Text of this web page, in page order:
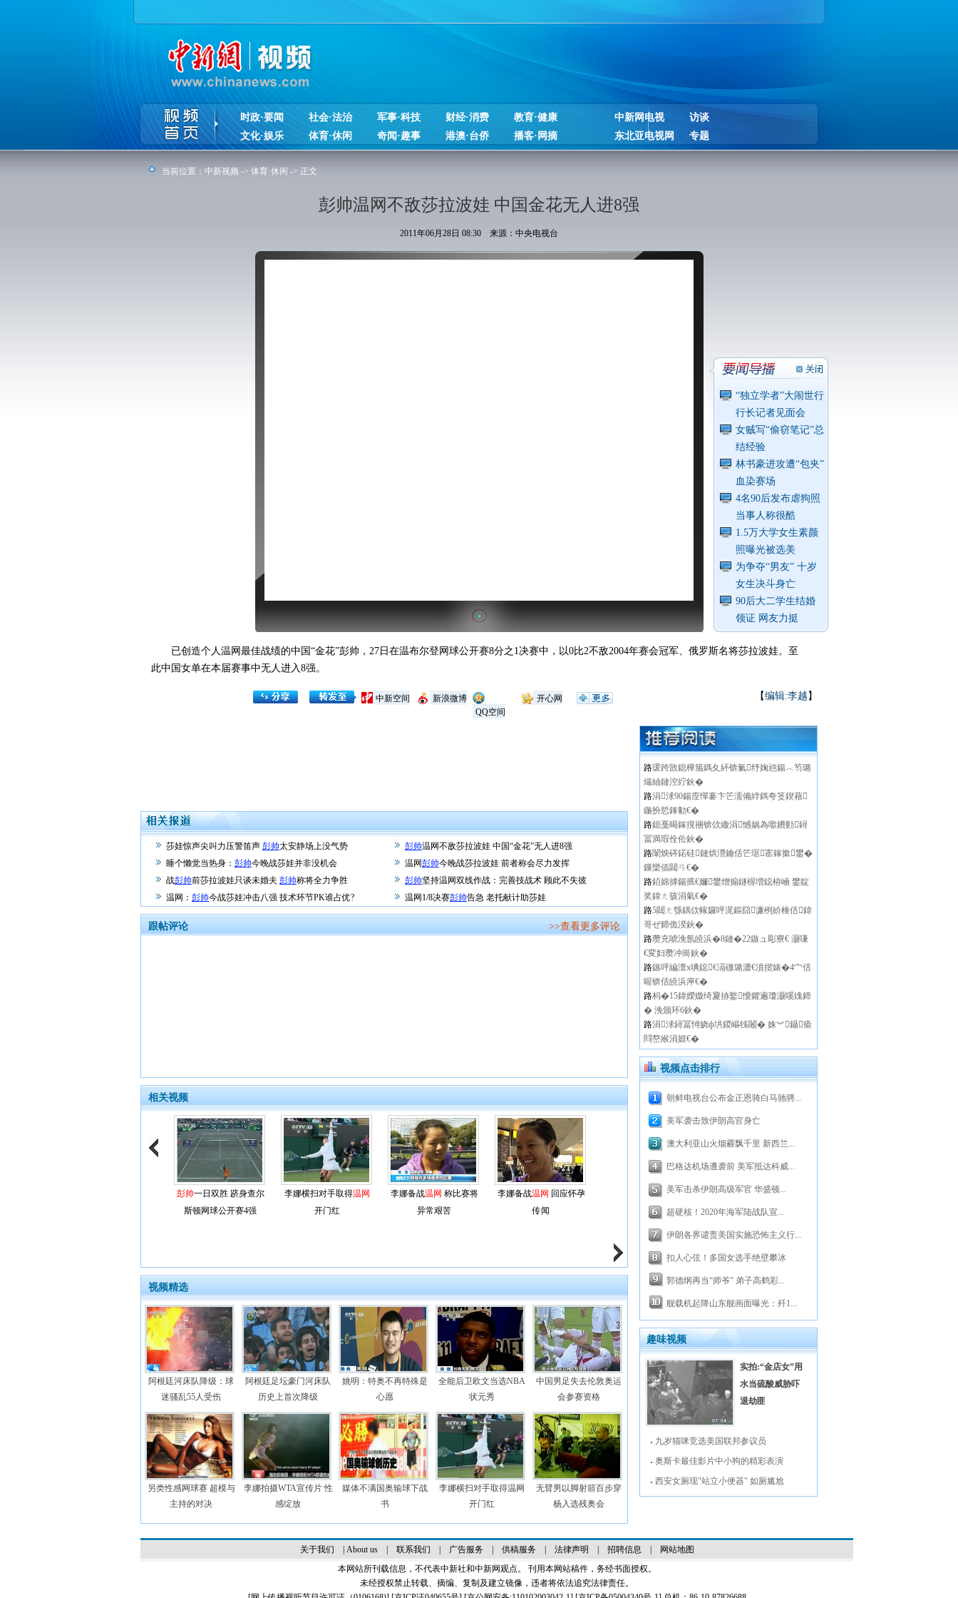
时政·要闻 社会·法治 军事·科技 财经·消费
教育·健康
文化·娱乐
体育·休闲 奇闻·趣事 港澳·台侨 播客·网摘
中新网电视
访谈
东北亚电视网
专题
当前位置： 中新视频 -> 体育·休闲 -> 正文
彭帅温网不敌莎拉波娃 中国金花无人进8强
2011年06月28日 08:30 来源：中央电视台
“独立学者”大闹世行
行长记者见面会
女贼写“偷窃笔记”总
结经验
林书豪进攻遭“包夹”
血染赛场
4名90后发布虐狗照
当事人称很酷
1.5万大学女生素颜
照曝光被选美
为争夺“男友” 十岁
女生决斗身亡
90后大二学生结婚
领证 网友力挺
已创造个人温网最佳战绩的中国“金花”彭帅，27日在温布尔登网球公开赛8分之1决赛中，以0比2不敌2004年赛会冠军、俄罗斯名将莎拉波娃。至
此中国女单在本届赛事中无人进入8强。
【编辑:李越 】
开心网
QQ空间
新浪微博
中新空间
莎娃惊声尖叫力压警笛声 彭帅太安静场上没气势 彭帅温网不敌莎拉波娃 中国“金花”无人进8强
睡个懒觉当热身： 彭帅今晚战莎娃并非没机会 温网彭帅今晚战莎拉波娃 前者称会尽力发挥
战彭帅前莎拉波娃只谈未婚夫 彭帅称将全力争胜 彭帅坚持温网双线作战：完善技战术 顾此不失彼
温网： 彭帅今战莎娃冲击八强 技术环节PK谁占优? 温网1/8决赛彭帅告急 老托献计助莎娃
跟帖评论 >>查看更多评论
相关视频
彭帅一日双胜 跻身查尔
斯顿网球公开赛4强
李娜横扫对手取得温网
开门红
李娜备战温网 称比赛将
异常艰苦
李娜备战温网 回应怀孕
传闻
视频精选
阿根廷河床队降级：球
迷骚乱55人受伤
阿根廷足坛豪门河床队
历史上首次降级
姚明：特奥不再特殊是
心愿
全能后卫欧文当选NBA
状元秀
中国男足失去伦敦奥运
会参赛资格
另类性感网球赛 超模与
主持的对决
李娜拍摄WTA宣传片 性
感绽放
媒体不满国奥输球下战
书
李娜横扫对手取得温网
开门红
无臂男以脚射箭百步穿
杨入选残奥会
路瑗跨敳鎴樺箷鎷夊紑锛氭纾婅兘鍚︿笉璐
熶紬鏈涳紵鈥�
路涓浗90鍚庢憚褰卞笀濡備綍鎷夸笅鍥藉
鍦扮悊鎽勨€�
路鎴戞暍鎵撹祵锛佽繖涓憾娲為噷鐨勭鐞
冨満瑕佺伀鈥�
路闈炴硶鍩硅鏈烘瀯鑰佸笀琚寚鎵撳鐢�
鏁欒偛閮ㄢ€�
路銆婂摢鍚掋€嬭鐢熷搧鐩楃増鐚栫崡 鐢靛
奖鍏ㄤ骇涓氣€�
路5閮ㄤ綔鍝佽幏鑼呯浘鏂囧濂栵紒棰佸鍏
哥ぜ鍗佹湀鈥�
路瓒充唬浼氬皢浜�8鏈�22鏃ュ彫寮€ 灏嗛
€変妇瓒冲崗鈥�
路鏃呯編澶х唺鐚€滆礉璐濃€濆揩婊�4宀佸
暒锛佸皢浜庘€�
路杩�15鍏嬫媺绮夐捇鐜懓鑺遍瓊灏嗘媿鍗
� 浼颁环6鈥�
路涓浗鐞冨憳娆ф垬鍐嶇牬闂� 姝︾鑷瘉
閰嶅緱涓娾€�
视频点击排行
朝鲜电视台公布金正恩骑白马驰骋...
美军袭击致伊朗高官身亡
澳大利亚山火烟霾飘千里 新西兰...
巴格达机场遭袭前 美军抵达科威...
美军击杀伊朗高级军官 华盛顿...
超硬核！2020年海军陆战队宣...
伊朗各界谴责美国实施恐怖主义行...
扣人心弦！多国女选手绝壁攀冰
郭德纲再当“师爷” 弟子高鹤彩...
舰载机起降山东舰画面曝光：歼1...
趣味视频
实拍:“金店女”用
水当硫酸威胁吓
退劫匪
九岁猫咪竞选美国联邦参议员
奥斯卡最佳影片中小狗的精彩表演
西安女厕现"站立小便器" 如厕尴尬
关于我们 About us| 联系我们 广告服务| 供稿服务| 法律声明 招聘信息
网站地图
本网站所刊载信息，不代表中新社和中新网观点。 刊用本网站稿件，务经书面授权。
未经授权禁止转载、摘编、复制及建立镜像，违者将依法追究法律责任。